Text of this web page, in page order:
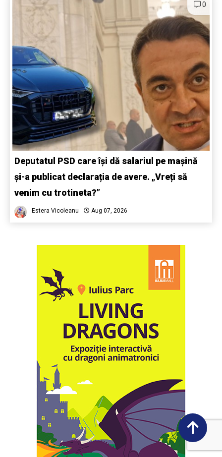
0
Deputatul PSD care își dă salariul pe mașină
și-a publicat declarația de avere. „Vreți să
venim cu trotineta?”
Estera Vicoleanu Aug 07, 2026